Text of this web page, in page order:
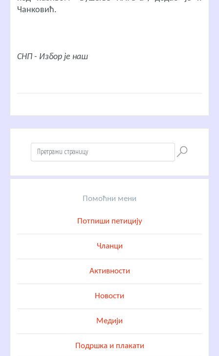
Чанковић.
СНП - Избор је наш
Помоћни мени
Потпиши петицију
Чланци
Активности
Новости
Медији
Подршка и плакати